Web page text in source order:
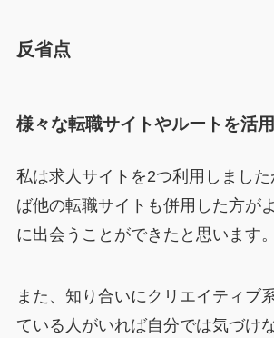
反省点
様々な転職サイトやルートを活用
私は求人サイトを2つ利用しまし
ば他の転職サイトも併用した方が
に出会うことができたと思います。
また、知り合いにクリエイティブ
ている人がいれば自分では気づけ